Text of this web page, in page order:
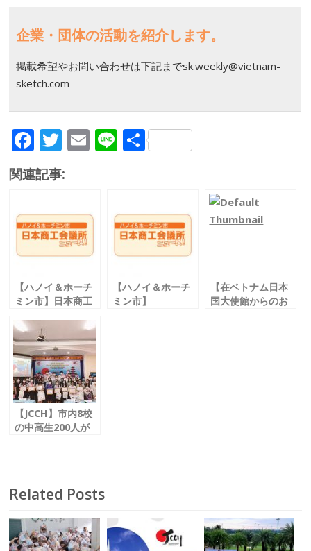
企業・団体の活動を紹介します。
掲載希望やお問い合わせは下記までsk.weekly@vietnam-
sketch.com
F
ac
e
b
o
o
T
itt
er
E Li 共
関連記事:
【ハノイ＆ホーチ
ミン市】日本商工
【ハノイ＆ホーチ
ミン市】
【在ベトナム日本
国大使館からのお
【JCCH】市内8校
の中高生200人が
Related Posts